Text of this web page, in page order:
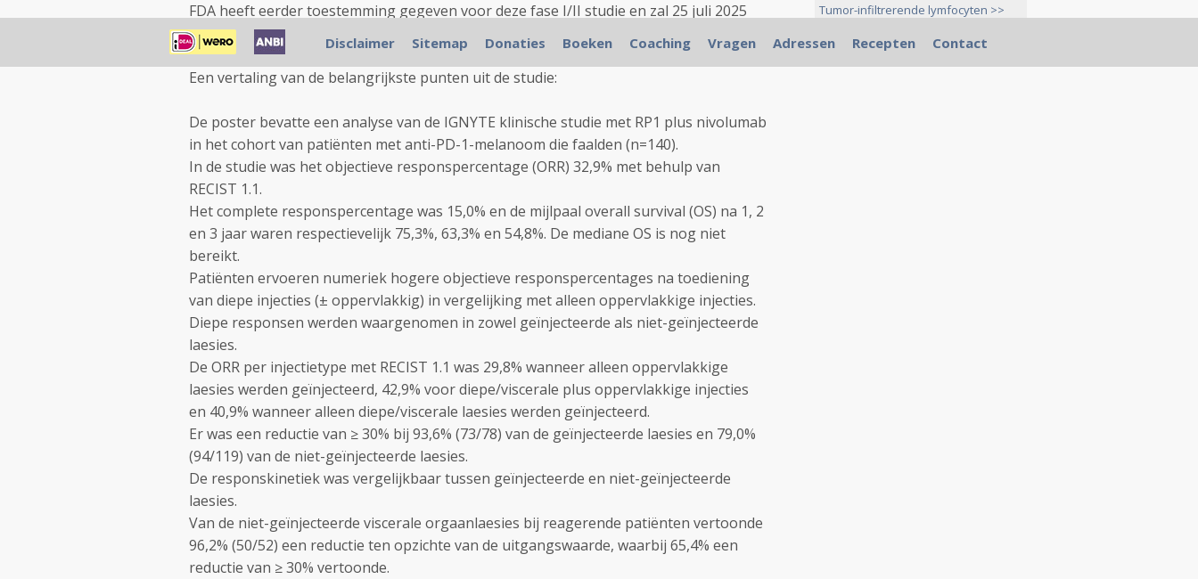
FDA heeft eerder toestemming gegeven voor deze fase I/II studie en zal 25 juli 2025
een nieuw besluit nemen of deze studie mag worden voortgezet.
Een vertaling van de belangrijkste punten uit de studie:
De poster bevatte een analyse van de IGNYTE klinische studie met RP1 plus nivolumab
in het cohort van patiënten met anti-PD-1-melanoom die faalden (n=140).
In de studie was het objectieve responspercentage (ORR) 32,9% met behulp van
RECIST 1.1.
Het complete responspercentage was 15,0% en de mijlpaal overall survival (OS) na 1, 2
en 3 jaar waren respectievelijk 75,3%, 63,3% en 54,8%. De mediane OS is nog niet
bereikt.
Patiënten ervoeren numeriek hogere objectieve responspercentages na toediening
van diepe injecties (± oppervlakkig) in vergelijking met alleen oppervlakkige injecties.
Diepe responsen werden waargenomen in zowel geïnjecteerde als niet-geïnjecteerde
laesies.
De ORR per injectietype met RECIST 1.1 was 29,8% wanneer alleen oppervlakkige
laesies werden geïnjecteerd, 42,9% voor diepe/viscerale plus oppervlakkige injecties
en 40,9% wanneer alleen diepe/viscerale laesies werden geïnjecteerd.
Er was een reductie van ≥ 30% bij 93,6% (73/78) van de geïnjecteerde laesies en 79,0%
(94/119) van de niet-geïnjecteerde laesies.
De responskinetiek was vergelijkbaar tussen geïnjecteerde en niet-geïnjecteerde
laesies.
Van de niet-geïnjecteerde viscerale orgaanlaesies bij reagerende patiënten vertoonde
96,2% (50/52) een reductie ten opzichte van de uitgangswaarde, waarbij 65,4% een
reductie van ≥ 30% vertoonde.
Tumor-infiltrerende lymfocyten >>
Disclaimer Sitemap Donaties Boeken Coaching Vragen Adressen Recepten Contact